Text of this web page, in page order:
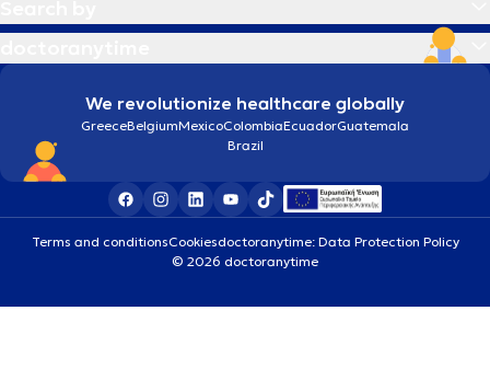
We revolutionize healthcare globally
GreeceBelgiumMexicoColombiaEcuadorGuatemala
Brazil
Terms and conditionsCookiesdoctoranytime: Data Protection Policy
© 2026 doctoranytime